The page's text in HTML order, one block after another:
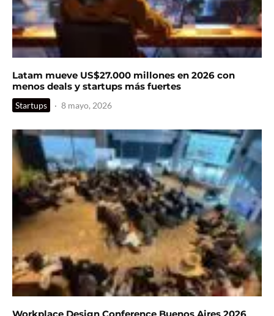
Latam mueve US$27.000 millones en 2026 con
menos deals y startups más fuertes
Startups · 8 mayo, 2026
Workplace Design Conference Buenos Aires 2026